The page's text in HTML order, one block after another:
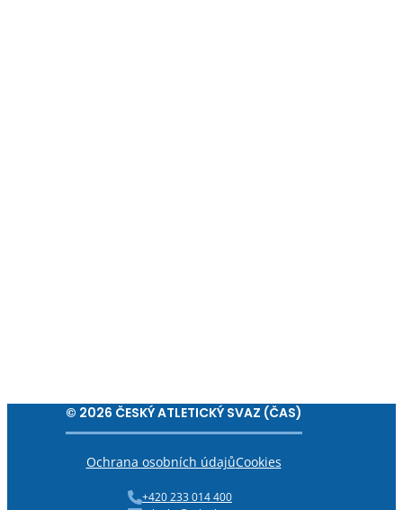
© 2026 ČESKÝ ATLETICKÝ SVAZ (ČAS)
Ochrana osobních údajůCookies
+420 233 014 400